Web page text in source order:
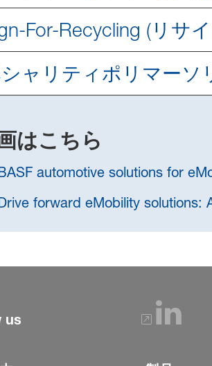
For-Recycling (リサ
ャリティポリマーソ
はこちら
automotive solutions for
forward eMobility solutions:
us